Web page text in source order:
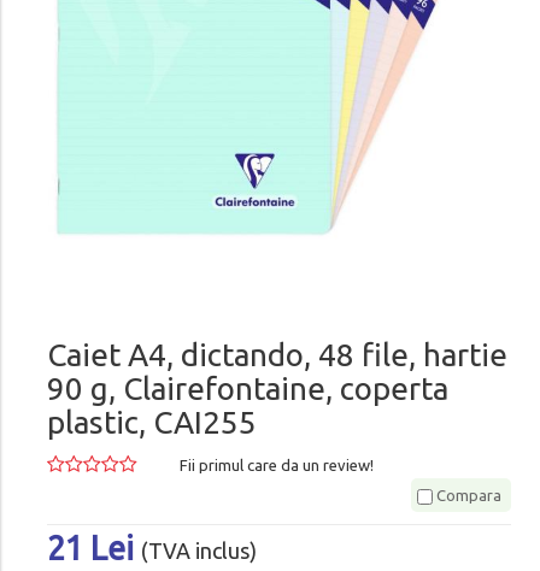
Caiet A4, dictando, 48 file, hartie
90 g, Clairefontaine, coperta
plastic, CAI255
Fii primul care da un review!
Compara
21 Lei (TVA inclus)